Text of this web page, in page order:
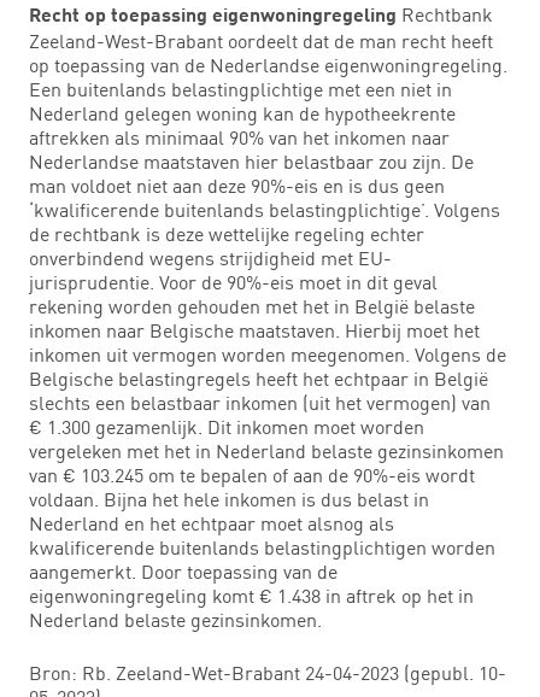
Recht op toepassing eigenwoningregeling Rechtbank
Zeeland-West-Brabant oordeelt dat de man recht heeft
op toepassing van de Nederlandse eigenwoningregeling.
Een buitenlands belastingplichtige met een niet in
Nederland gelegen woning kan de hypotheekrente
aftrekken als minimaal 90% van het inkomen naar
Nederlandse maatstaven hier belastbaar zou zijn. De
man voldoet niet aan deze 90%-eis en is dus geen
‘kwalificerende buitenlands belastingplichtige’. Volgens
de rechtbank is deze wettelijke regeling echter
onverbindend wegens strijdigheid met EU-
jurisprudentie. Voor de 90%-eis moet in dit geval
rekening worden gehouden met het in België belaste
inkomen naar Belgische maatstaven. Hierbij moet het
inkomen uit vermogen worden meegenomen. Volgens de
Belgische belastingregels heeft het echtpaar in België
slechts een belastbaar inkomen (uit het vermogen) van
€ 1.300 gezamenlijk. Dit inkomen moet worden
vergeleken met het in Nederland belaste gezinsinkomen
van € 103.245 om te bepalen of aan de 90%-eis wordt
voldaan. Bijna het hele inkomen is dus belast in
Nederland en het echtpaar moet alsnog als
kwalificerende buitenlands belastingplichtigen worden
aangemerkt. Door toepassing van de
eigenwoningregeling komt € 1.438 in aftrek op het in
Nederland belaste gezinsinkomen.
Bron: Rb. Zeeland-Wet-Brabant 24-04-2023 (gepubl. 10-